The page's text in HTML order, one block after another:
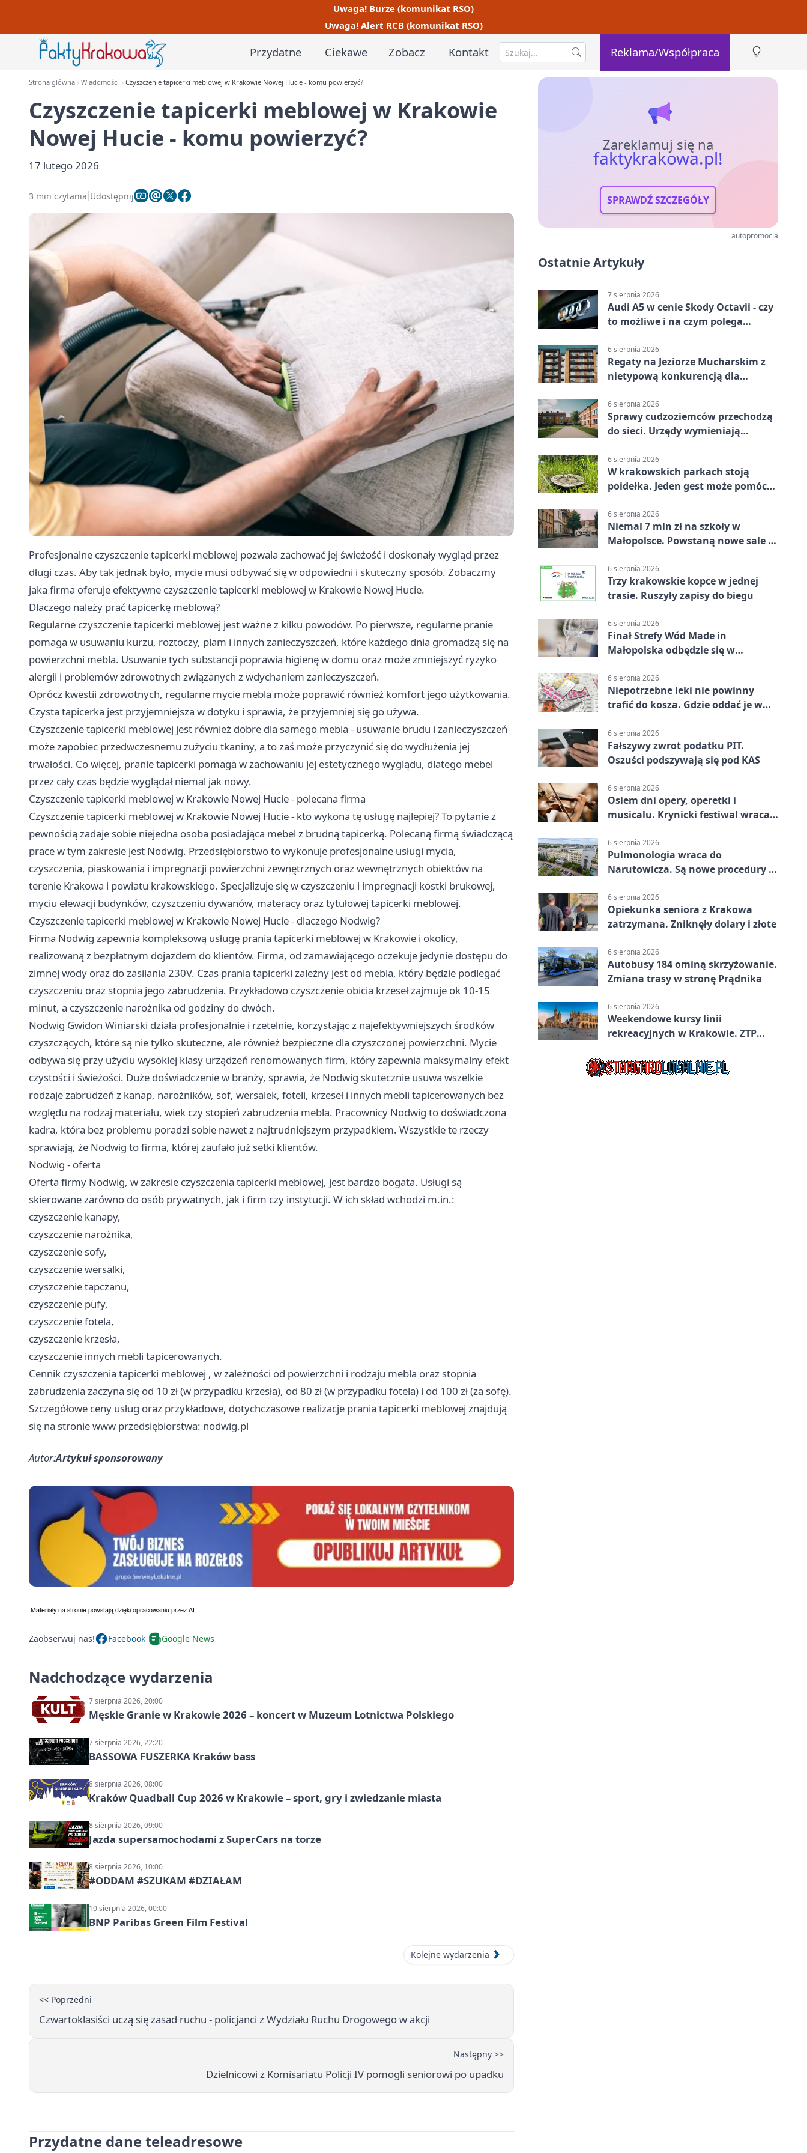
Uwaga! Burze (komunikat RSO)
Uwaga! Alert RCB (komunikat RSO)
Przydatne Ciekawe Zobacz Kontakt Reklama/Współpraca
Strona główna Wiadomości Czyszczenie tapicerki meblowej w Krakowie Nowej Hucie - komu powierzyć?
Czyszczenie tapicerki meblowej w Krakowie
Nowej Hucie - komu powierzyć?
17 lutego 2026
3 min czytania Udostępnij
Profesjonalne czyszczenie tapicerki meblowej pozwala zachować jej świeżość i doskonały wygląd przez
długi czas. Aby tak jednak było, mycie musi odbywać się w odpowiedni i skuteczny sposób. Zobaczmy
jaka firma oferuje efektywne czyszczenie tapicerki meblowej w Krakowie Nowej Hucie.
Dlaczego należy prać tapicerkę meblową?
Regularne czyszczenie tapicerki meblowej jest ważne z kilku powodów. Po pierwsze, regularne pranie
pomaga w usuwaniu kurzu, roztoczy, plam i innych zanieczyszczeń, które każdego dnia gromadzą się na
powierzchni mebla. Usuwanie tych substancji poprawia higienę w domu oraz może zmniejszyć ryzyko
alergii i problemów zdrowotnych związanych z wdychaniem zanieczyszczeń.
Oprócz kwestii zdrowotnych, regularne mycie mebla może poprawić również komfort jego użytkowania.
Czysta tapicerka jest przyjemniejsza w dotyku i sprawia, że przyjemniej się go używa.
Czyszczenie tapicerki meblowej jest również dobre dla samego mebla - usuwanie brudu i zanieczyszczeń
może zapobiec przedwczesnemu zużyciu tkaniny, a to zaś może przyczynić się do wydłużenia jej
trwałości. Co więcej, pranie tapicerki pomaga w zachowaniu jej estetycznego wyglądu, dlatego mebel
przez cały czas będzie wyglądał niemal jak nowy.
Czyszczenie tapicerki meblowej w Krakowie Nowej Hucie - polecana firma
Czyszczenie tapicerki meblowej w Krakowie Nowej Hucie - kto wykona tę usługę najlepiej? To pytanie z
pewnością zadaje sobie niejedna osoba posiadająca mebel z brudną tapicerką. Polecaną firmą świadczącą
prace w tym zakresie jest Nodwig. Przedsiębiorstwo to wykonuje profesjonalne usługi mycia,
czyszczenia, piaskowania i impregnacji powierzchni zewnętrznych oraz wewnętrznych obiektów na
terenie Krakowa i powiatu krakowskiego. Specjalizuje się w czyszczeniu i impregnacji kostki brukowej,
myciu elewacji budynków, czyszczeniu dywanów, materacy oraz tytułowej tapicerki meblowej.
Czyszczenie tapicerki meblowej w Krakowie Nowej Hucie - dlaczego Nodwig?
Firma Nodwig zapewnia kompleksową usługę prania tapicerki meblowej w Krakowie i okolicy,
realizowaną z bezpłatnym dojazdem do klientów. Firma, od zamawiającego oczekuje jedynie dostępu do
zimnej wody oraz do zasilania 230V. Czas prania tapicerki zależny jest od mebla, który będzie podlegać
czyszczeniu oraz stopnia jego zabrudzenia. Przykładowo czyszczenie obicia krzeseł zajmuje ok 10-15
minut, a czyszczenie narożnika od godziny do dwóch.
Nodwig Gwidon Winiarski działa profesjonalnie i rzetelnie, korzystając z najefektywniejszych środków
czyszczących, które są nie tylko skuteczne, ale również bezpieczne dla czyszczonej powierzchni. Mycie
odbywa się przy użyciu wysokiej klasy urządzeń renomowanych firm, który zapewnia maksymalny efekt
czystości i świeżości. Duże doświadczenie w branży, sprawia, że Nodwig skutecznie usuwa wszelkie
rodzaje zabrudzeń z kanap, narożników, sof, wersalek, foteli, krzeseł i innych mebli tapicerowanych bez
względu na rodzaj materiału, wiek czy stopień zabrudzenia mebla. Pracownicy Nodwig to doświadczona
kadra, która bez problemu poradzi sobie nawet z najtrudniejszym przypadkiem. Wszystkie te rzeczy
sprawiają, że Nodwig to firma, której zaufało już setki klientów.
Nodwig - oferta
Oferta firmy Nodwig, w zakresie czyszczenia tapicerki meblowej, jest bardzo bogata. Usługi są
skierowane zarówno do osób prywatnych, jak i firm czy instytucji. W ich skład wchodzi m.in.:
czyszczenie kanapy,
czyszczenie narożnika,
czyszczenie sofy,
czyszczenie wersalki,
czyszczenie tapczanu,
czyszczenie pufy,
czyszczenie fotela,
czyszczenie krzesła,
czyszczenie innych mebli tapicerowanych.
Cennik czyszczenia tapicerki meblowej , w zależności od powierzchni i rodzaju mebla oraz stopnia
zabrudzenia zaczyna się od 10 zł (w przypadku krzesła), od 80 zł (w przypadku fotela) i od 100 zł (za sofę).
Szczegółowe ceny usług oraz przykładowe, dotychczasowe realizacje prania tapicerki meblowej znajdują
się na stronie www przedsiębiorstwa: nodwig.pl
Autor:Artykuł sponsorowany
Zaobserwuj nas! Facebook Google News
Nadchodzące wydarzenia
7 sierpnia 2026, 20:00
Męskie Granie w Krakowie 2026 – koncert w Muzeum Lotnictwa Polskiego
7 sierpnia 2026, 22:20
BASSOWA FUSZERKA Kraków bass
8 sierpnia 2026, 08:00
Kraków Quadball Cup 2026 w Krakowie – sport, gry i zwiedzanie miasta
8 sierpnia 2026, 09:00
Jazda supersamochodami z SuperCars na torze
8 sierpnia 2026, 10:00
#ODDAM #SZUKAM #DZIAŁAM
10 sierpnia 2026, 00:00
BNP Paribas Green Film Festival
Kolejne wydarzenia
<< Poprzedni
Czwartoklasiści uczą się zasad ruchu - policjanci z Wydziału Ruchu Drogowego w akcji
Następny >>
Dzielnicowi z Komisariatu Policji IV pomogli seniorowi po upadku
Przydatne dane teleadresowe
Zareklamuj się na
faktykrakowa.pl!
SPRAWDŹ SZCZEGÓŁY
autopromocja
Ostatnie Artykuły
7 sierpnia 2026
Audi A5 w cenie Skody Octavii - czy
to możliwe i na czym polega
6 sierpnia 2026
Regaty na Jeziorze Mucharskim z
nietypową konkurencją dla
6 sierpnia 2026
Sprawy cudzoziemców przechodzą
do sieci. Urzędy wymieniają
6 sierpnia 2026
W krakowskich parkach stoją
poidełka. Jeden gest może pomóc
6 sierpnia 2026
Niemal 7 mln zł na szkoły w
Małopolsce. Powstaną nowe sale i
6 sierpnia 2026
Trzy krakowskie kopce w jednej
trasie. Ruszyły zapisy do biegu
6 sierpnia 2026
Finał Strefy Wód Made in
Małopolska odbędzie się w
6 sierpnia 2026
Niepotrzebne leki nie powinny
trafić do kosza. Gdzie oddać je w
6 sierpnia 2026
Fałszywy zwrot podatku PIT.
Oszuści podszywają się pod KAS
6 sierpnia 2026
Osiem dni opery, operetki i
musicalu. Krynicki festiwal wraca z
6 sierpnia 2026
Pulmonologia wraca do
Narutowicza. Są nowe procedury i
6 sierpnia 2026
Opiekunka seniora z Krakowa
zatrzymana. Zniknęły dolary i złote
6 sierpnia 2026
Autobusy 184 ominą skrzyżowanie.
Zmiana trasy w stronę Prądnika
6 sierpnia 2026
Weekendowe kursy linii
rekreacyjnych w Krakowie. ZTP